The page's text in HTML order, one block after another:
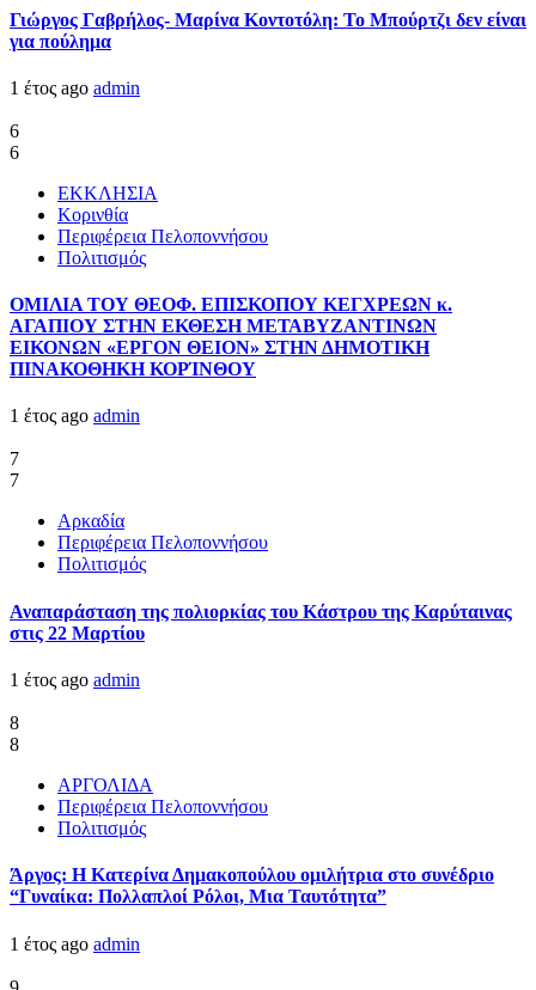
Γιώργος Γαβρήλος- Μαρίνα Κοντοτόλη: Το Μπούρτζι δεν είναι
για πούλημα
1 έτος ago admin
6
6
ΕΚΚΛΗΣΙΑ
Κορινθία
Περιφέρεια Πελοποννήσου
Πολιτισμός
ΟΜΙΛΙΑ ΤΟΥ ΘΕΟΦ. ΕΠΙΣΚΟΠΟΥ ΚΕΓΧΡΕΩΝ κ.
ΑΓΑΠΙΟΥ ΣΤΗΝ ΕΚΘΕΣΗ ΜΕΤΑΒΥΖΑΝΤΙΝΩΝ
ΕΙΚΟΝΩΝ «ΕΡΓΟΝ ΘΕΙΟΝ» ΣΤΗΝ ΔΗΜΟΤΙΚΗ
ΠΙΝΑΚΟΘΗΚΗ ΚΟΡΊΝΘΟΥ
1 έτος ago admin
7
7
Αρκαδία
Περιφέρεια Πελοποννήσου
Πολιτισμός
Αναπαράσταση της πολιορκίας του Κάστρου της Καρύταινας
στις 22 Μαρτίου
1 έτος ago admin
8
8
ΑΡΓΟΛΙΔΑ
Περιφέρεια Πελοποννήσου
Πολιτισμός
Άργος: Η Κατερίνα Δημακοπούλου ομιλήτρια στο συνέδριο
“Γυναίκα: Πολλαπλοί Ρόλοι, Μια Ταυτότητα”
1 έτος ago admin